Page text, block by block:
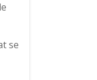
se